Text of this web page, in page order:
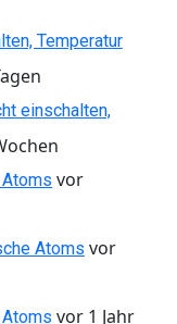
Temperatur
einschalten,
vor
Atoms vor
vor 1 Jahr